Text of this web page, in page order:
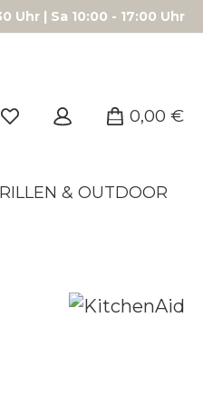
Uhr | Sa 10:00 - 17:00 Uhr
0,00 €
& OUTDOOR